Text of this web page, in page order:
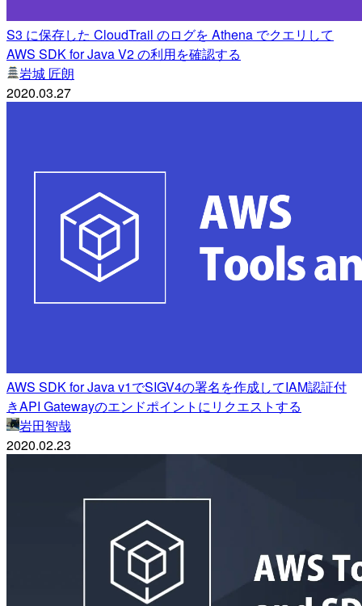
S3 に保存した CloudTrail のログを Athena でクエリして
AWS SDK for Java V2 の利用を確認する
岩城 匠朗
2020.03.27
AWS SDK for Java v1でSIGV4の署名を作成してIAM認証付
きAPI Gatewayのエンドポイントにリクエストする
岩田智哉
2020.02.23